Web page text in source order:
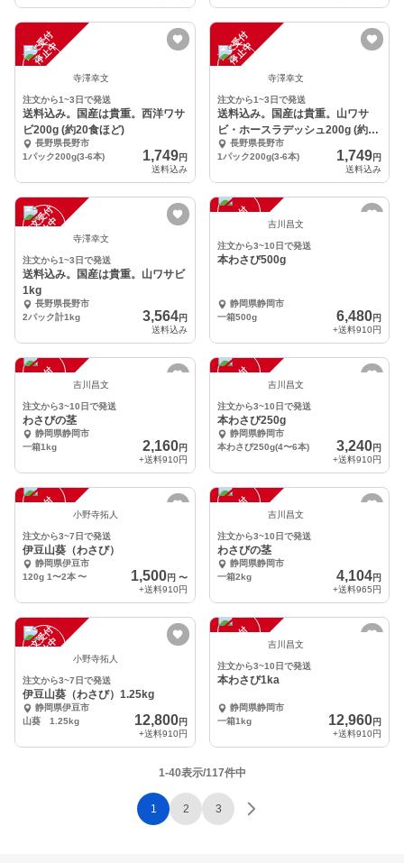
注
文
受
付
停
止
中
寺澤幸文
注文から1~3日で発送
送料込み。国産は貴重。西洋ワサ
ビ200g (約20食ほど)
長野県長野市
1パック200g(3-6本)
1,749円
送料込み
注
文
受
付
停
止
中
寺澤幸文
注文から1~3日で発送
送料込み。国産は貴重。山ワサ
ビ・ホースラデッシュ200g (約20
食ほど)
長野県長野市
1パック200g(3-6本)
1,749円
送料込み
注
文
受
付
停
止
中 寺澤幸文
注文から1~3日で発送
送料込み。国産は貴重。山ワサビ
1kg
長野県長野市
2パック計1kg
3,564円
送料込み
注
文
受
付
停
止 吉川昌文
注文から3~10日で発送
本わさび500g
静岡県静岡市
一箱500g
6,480円
+送料910円
注
文
受
付
停
止 吉川昌文
注文から3~10日で発送
わさびの茎
静岡県静岡市
一箱1kg
2,160円
+送料910円
注
文
受
付
停
止 吉川昌文
注文から3~10日で発送
本わさび250g
静岡県静岡市
本わさび250g(4〜6本)
3,240円
+送料910円
注
文
受
付
停
止 小野寺拓人
注文から3~7日で発送
伊豆山葵（わさび）
静岡県伊豆市
120g 1〜2本〜 1,500円 〜
+送料910円
注
文
受
付
停
止 吉川昌文
注文から3~10日で発送
わさびの茎
静岡県静岡市
一箱2kg
4,104円
+送料965円
注
文
受
付
停
止
中 小野寺拓人
注文から3~7日で発送
伊豆山葵（わさび）1.25kg
静岡県伊豆市
山葵 1.25kg
12,800円
+送料910円
注
文
受
付
停
止 吉川昌文
注文から3~10日で発送
本わさび1ka
静岡県静岡市
一箱1kg
12,960円
+送料910円
1-40表示/117件中
1 2 3